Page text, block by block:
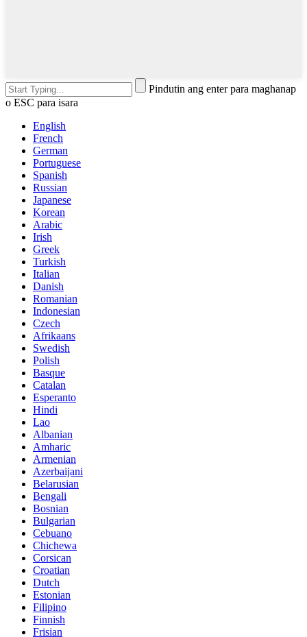
Pindutin ang enter para maghanap
o ESC para isara
English
French
German
Portuguese
Spanish
Russian
Japanese
Korean
Arabic
Irish
Greek
Turkish
Italian
Danish
Romanian
Indonesian
Czech
Afrikaans
Swedish
Polish
Basque
Catalan
Esperanto
Hindi
Lao
Albanian
Amharic
Armenian
Azerbaijani
Belarusian
Bengali
Bosnian
Bulgarian
Cebuano
Chichewa
Corsican
Croatian
Dutch
Estonian
Filipino
Finnish
Frisian